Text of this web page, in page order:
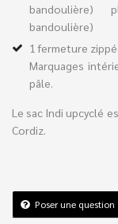
bandoulière)
bandoulière)
1 fermeture
Marquages
pâle.
Le sac Indi upcyclé
Cordiz.
Poser une question